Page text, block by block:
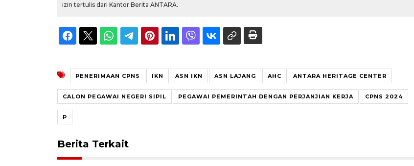
izin tertulis dari Kantor Berita ANTARA.
PENERIMAAN CPNS IKN ASN IKN ASN LAJANG AHC ANTARA HERITAGE CENTER
CALON PEGAWAI NEGERI SIPIL PEGAWAI PEMERINTAH DENGAN PERJANJIAN KERJA CPNS 2024
P
Berita Terkait